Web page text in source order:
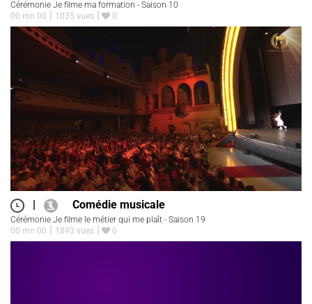
Cérémonie Je filme ma formation - Saison 10
00 mn 00
1035 vues 0
| Comédie musicale
Cérémonie Je filme le métier qui me plaît - Saison 19
00 mn 00
1893 vues 0